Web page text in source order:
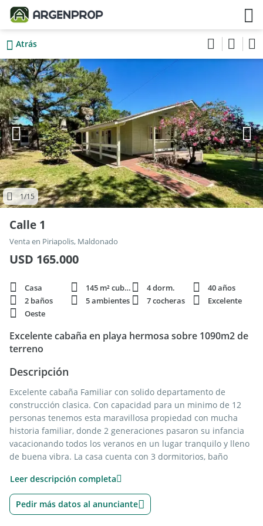
Atrás
1/15
Calle 1
Venta en Piriapolis, Maldonado
USD 165.000
Casa 145 m² cubie. 4 dorm.
40 años
2 baños
5 ambientes 7 cocheras
Excelente
Oeste
Excelente cabaña en playa hermosa sobre 1090m2 de
terreno
Descripción
Excelente cabaña Familiar con solido departamento de
construcción clasica. Con capacidad para un minimo de 12
personas tenemos esta maravillosa propiedad con mucha
historia familiar, donde 2 generaciones pasaron su infancia
vacacionando todos los veranos en un lugar tranquilo y lleno
de buena vibra. La casa cuenta con 3 dormitorios, baño
ambiente con capacidad para 4 personas comodas. Parrilla y
lavadero, cochera cubierta para dos vehiculos y gran parque
arbolado para que los niños jueguen con tranquilidad.
Leer descripción completa
Pedir más datos al anunciante